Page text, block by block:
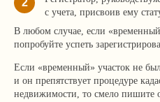
2
с учета, присвоив ему
В любом случае, если
попробуйте успеть
Если «временный» участок не был
и он препятствует процедуре
недвижимости, то смело пишите
Я согласен сполитикой